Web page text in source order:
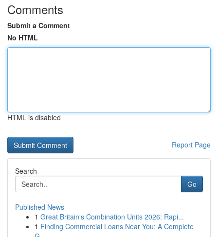
Comments
Submit a Comment
No HTML
HTML is disabled
Report Page
Search
Go
Published News
1 Great Britain's Combination Units 2026: Rapi...
1 Finding Commercial Loans Near You: A Complete